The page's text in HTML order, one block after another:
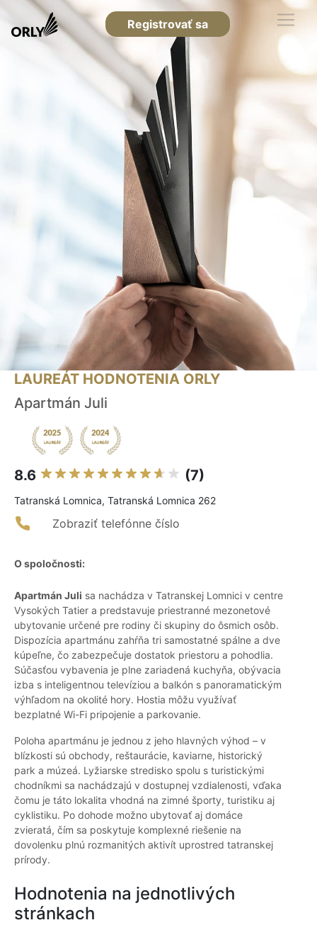
Registrovať sa
LAUREÁT HODNOTENIA ORLY
Apartmán Juli
8.6 (7)
Tatranská Lomnica, Tatranská Lomnica 262
Zobraziť telefónne číslo
O spoločnosti:
Apartmán Juli sa nachádza v Tatranskej Lomnici v centre
Vysokých Tatier a predstavuje priestranné mezonetové
ubytovanie určené pre rodiny či skupiny do ôsmich osôb.
Dispozícia apartmánu zahŕňa tri samostatné spálne a dve
kúpeľne, čo zabezpečuje dostatok priestoru a pohodlia.
Súčasťou vybavenia je plne zariadená kuchyňa, obývacia
izba s inteligentnou televíziou a balkón s panoramatickým
výhľadom na okolité hory. Hostia môžu využívať
bezplatné Wi-Fi pripojenie a parkovanie.
Poloha apartmánu je jednou z jeho hlavných výhod – v
blízkosti sú obchody, reštaurácie, kaviarne, historický
park a múzeá. Lyžiarske stredisko spolu s turistickými
chodníkmi sa nachádzajú v dostupnej vzdialenosti, vďaka
čomu je táto lokalita vhodná na zimné športy, turistiku aj
cyklistiku. Po dohode možno ubytovať aj domáce
zvieratá, čím sa poskytuje komplexné riešenie na
dovolenku plnú rozmanitých aktivít uprostred tatranskej
prírody.
Hodnotenia na jednotlivých
stránkach